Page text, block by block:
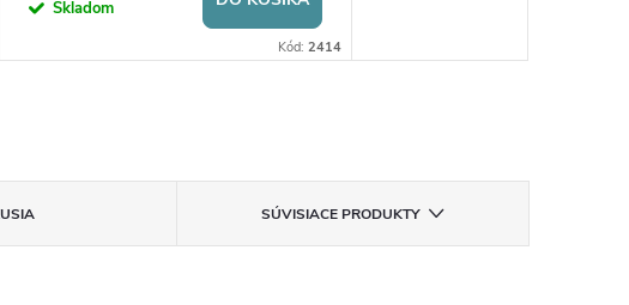
SÚVISIACE PRODUKTY
Skladom
Kód: 2414